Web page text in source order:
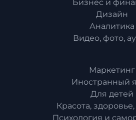
Бизнес и
Дизайн
Аналитика
Видео, фото,
Маркетинг
Иностранный
Для детей
Красота,
Психология и